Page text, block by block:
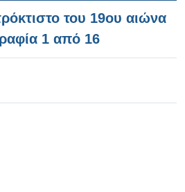
του 19ου αιώνα
1 από 16